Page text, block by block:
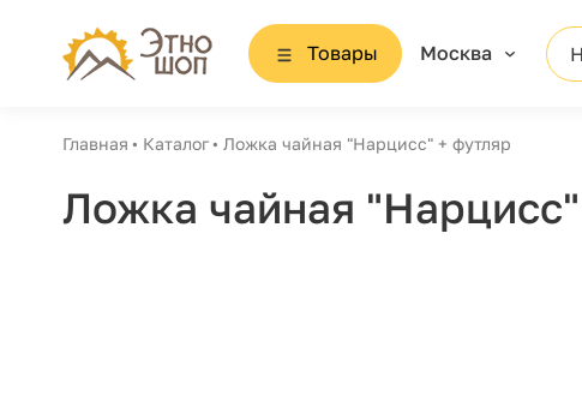
Товары Москва
Главная Каталог Ложка чайная "Нарцисс" + футляр
Ложка чайная